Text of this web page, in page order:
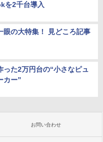
を2千台導入
眼の大特集！ 見どころ記事
った2万円台の“小さなピュ
カー”
お問い合わせ